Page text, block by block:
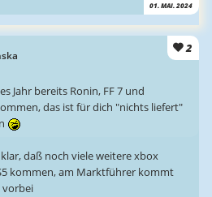
01. MAI. 2024
2
Jahr bereits Ronin, FF 7 und
das ist für dich "nichts liefert"
daß noch viele weitere xbox
kommen, am Marktführer kommt
vorbei